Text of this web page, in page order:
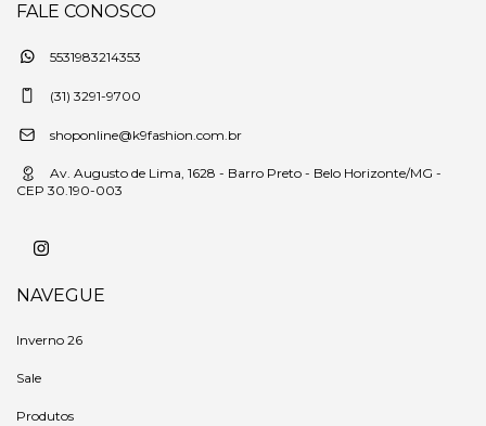
FALE CONOSCO
5531983214353
(31) 3291-9700
shoponline@k9fashion.com.br
Av. Augusto de Lima, 1628 - Barro Preto - Belo Horizonte/MG -
CEP 30.190-003
NAVEGUE
Inverno 26
Sale
Produtos